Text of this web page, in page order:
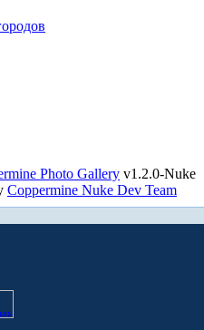
Photo Gallery v1.2.0-Nuke
Coppermine Nuke Dev Team